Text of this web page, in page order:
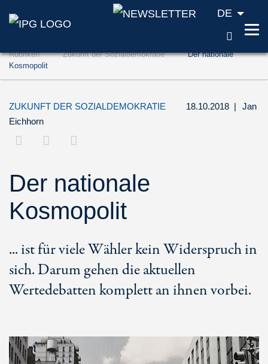
Zum Inhalt springen (Accesskey '1')
Zur Suche springen (Accesskey '2')
DE
Rubriken Zukunft der Sozialdemokratie
Der nationale
Kosmopolit
ZUKUNFT DER SOZIALDEMOKRATIE 18.10.2018 |
Jan
Eichhorn
Der nationale
Kosmopolit
... ist für viele Wähler kein Widerspruch in
sich. Darum gehen die aktuellen
Wertedebatten komplett an ihnen vorbei.